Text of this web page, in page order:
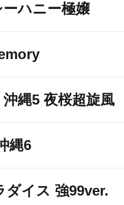
ハニー極嬢
縄5 夜桜超旋風
縄6
ダイス 強99ver.